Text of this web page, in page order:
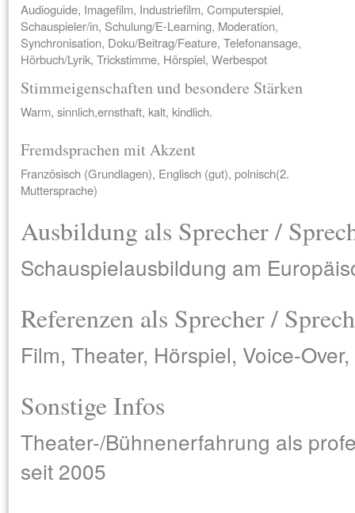
Audioguide, Imagefilm, Industriefilm, Computerspiel,
Schauspieler/in, Schulung/E-Learning, Moderation,
Synchronisation, Doku/Beitrag/Feature, Telefonansage,
Hörbuch/Lyrik, Trickstimme, Hörspiel, Werbespot
Stimmeigenschaften und besondere Stärken
Warm, sinnlich,ernsthaft, kalt, kindlich.
Fremdsprachen mit Akzent
Französisch (Grundlagen), Englisch (gut), polnisch(2.
Muttersprache)
Ausbildung als Sprecher /
Schauspielausbildung am
Referenzen als Sprecher /
Film, Theater, Hörspiel, Voice-
Sonstige Infos
Theater-/Bühnenerfahrung als
seit 2005